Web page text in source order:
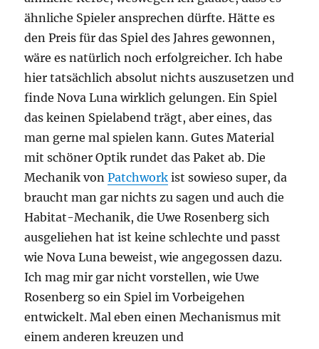
ähnliche Spieler ansprechen dürfte. Hätte es
den Preis für das Spiel des Jahres gewonnen,
wäre es natürlich noch erfolgreicher. Ich habe
hier tatsächlich absolut nichts auszusetzen und
finde Nova Luna wirklich gelungen. Ein Spiel
das keinen Spielabend trägt, aber eines, das
man gerne mal spielen kann. Gutes Material
mit schöner Optik rundet das Paket ab. Die
Mechanik vonPatchwork ist sowieso super, da
braucht man gar nichts zu sagen und auch die
Habitat-Mechanik, die Uwe Rosenberg sich
ausgeliehen hat ist keine schlechte und passt
wie Nova Luna beweist, wie angegossen dazu.
Ich mag mir gar nicht vorstellen, wie Uwe
Rosenberg so ein Spiel im Vorbeigehen
entwickelt. Mal eben einen Mechanismus mit
einem anderen kreuzen und